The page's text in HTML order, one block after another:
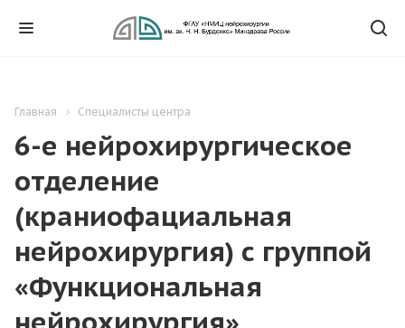
Главная Специалисты центра
6-е нейрохирургическое
отделение
(краниофациальная
нейрохирургия) с группой
«Функциональная